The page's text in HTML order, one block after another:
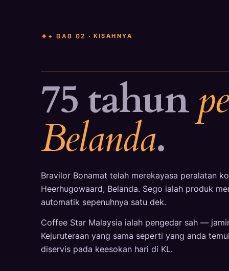
+ BAB 02 · KISAHNYA
75 tahun
Belanda.
Bravilor Bonamat telah merekayasa peralatan
Heerhugowaard, Belanda. Sego ialah produk
automatik sepenuhnya satu dek.
Coffee Star Malaysia ialah pengedar sah —
Kejuruteraan yang sama seperti yang anda
diservis pada keesokan hari di KL.